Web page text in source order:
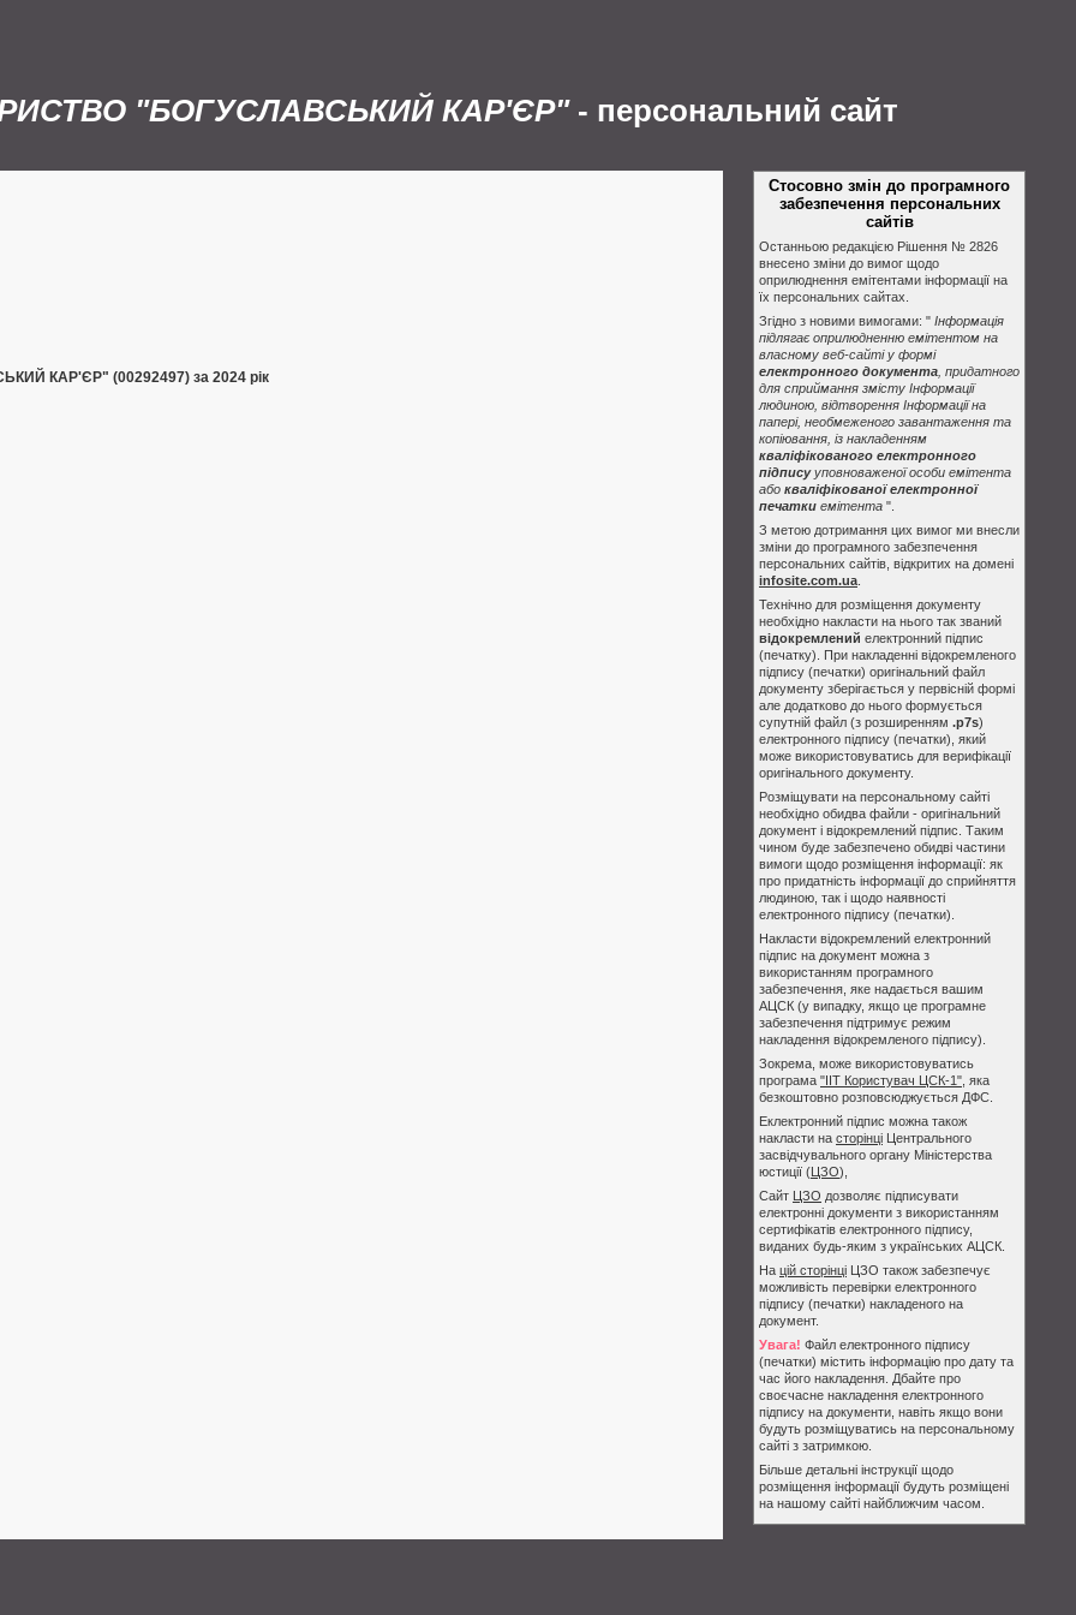
"БОГУСЛАВСЬКИЙ КАР'ЄР"- персональний сайт
КАР'ЄР" (00292497) за 2024 рік
Стосовно змін до програмного
забезпечення персональних
сайтів
Останньою редакцією Рішення № 2826
внесено зміни до вимог щодо
оприлюднення емітентами інформації на
їх персональних сайтах.
Згідно з новими вимогами: " Інформація
підлягає оприлюдненню емітентом на
власному веб-сайті у формі
електронного документа , придатного
для сприймання змісту Інформації
людиною, відтворення Інформації на
папері, необмеженого завантаження та
копіювання, із накладенням
кваліфікованого електронного
підписууповноваженої особи емітента
або кваліфікованої електронної
печатки емітента ".
З метою дотримання цих вимог ми внесли
зміни до програмного забезпечення
персональних сайтів, відкритих на домені
infosite.com.ua
Технічно для розміщення документу
необхідно накласти на нього так званий
відокремлений електронний підпис
(печатку). При накладенні відокремленого
підпису (печатки) оригінальний файл
документу зберігається у первісній формі
але додатково до нього формується
супутній файл (з розширенням .p7s)
електронного підпису (печатки), який
може використовуватись для верифікації
оригінального документу.
Розміщувати на персональному сайті
необхідно обидва файли - оригінальний
документ і відокремлений підпис. Таким
чином буде забезпечено обидві частини
вимоги щодо розміщення інформації: як
про придатність інформації до сприйняття
людиною, так і щодо наявності
електронного підпису (печатки).
Накласти відокремлений електронний
підпис на документ можна з
використанням програмного
забезпечення, яке надається вашим
АЦСК (у випадку, якщо це програмне
забезпечення підтримує режим
накладення відокремленого підпису).
Зокрема, може використовуватись
програма "ІІТ Користувач ЦСК-1" , яка
безкоштовно розповсюджується ДФС.
Еклектронний підпис можна також
накласти на сторінці Центрального
засвідчувального органу Міністерства
юстиції (ЦЗО),
Сайт ЦЗО дозволяє підписувати
електронні документи з використанням
сертифікатів електронного підпису,
виданих будь-яким з українських АЦСК.
На цій сторінці ЦЗО також забезпечує
можливість перевірки електронного
підпису (печатки) накладеного на
документ.
Увага! Файл електронного підпису
(печатки) містить інформацію про дату та
час його накладення. Дбайте про
своєчасне накладення електронного
підпису на документи, навіть якщо вони
будуть розміщуватись на персональному
сайті з затримкою.
Більше детальні інструкції щодо
розміщення інформації будуть розміщені
на нашому сайті найближчим часом.